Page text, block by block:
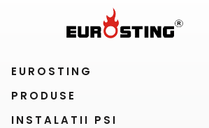
EUROSTING
PRODUSE
INSTALATII PSI